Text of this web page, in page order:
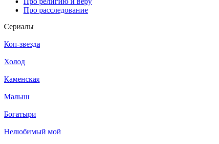
Про расследование
Се­риа­лы
Коп-звезда
Холод
Каменская
Малыш
Богатыри
Нелюбимый мой